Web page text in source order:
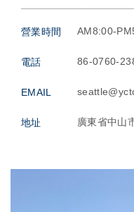
營業時間 AM8:00-
電話 86-0760-
EMAIL
地址 廣東省中山